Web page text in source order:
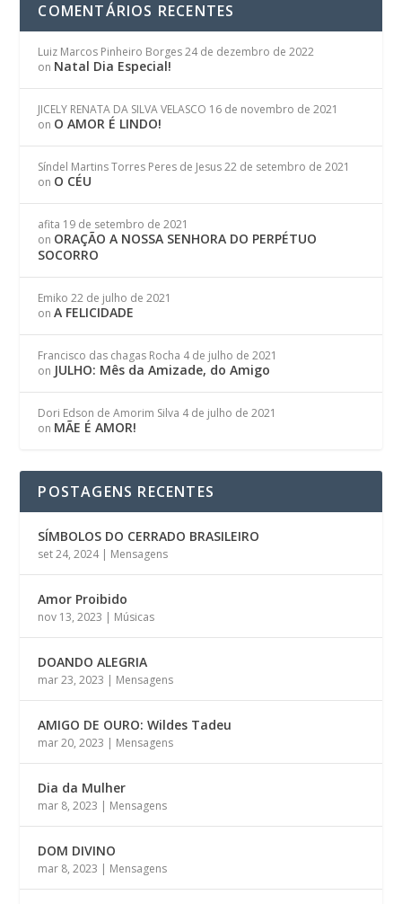
COMENTÁRIOS RECENTES
Luiz Marcos Pinheiro Borges 24 de dezembro de 2022
on Natal Dia Especial!
JICELY RENATA DA SILVA VELASCO 16 de novembro de 2021
on O AMOR É LINDO!
Síndel Martins Torres Peres de Jesus 22 de setembro de 2021
on O CÉU
afita 19 de setembro de 2021
on ORAÇÃO A NOSSA SENHORA DO PERPÉTUO
SOCORRO
Emiko 22 de julho de 2021
onA FELICIDADE
Francisco das chagas Rocha 4 de julho de 2021
on JULHO: Mês da Amizade, do Amigo
Dori Edson de Amorim Silva 4 de julho de 2021
on MÃE É AMOR!
POSTAGENS RECENTES
SÍMBOLOS DO CERRADO BRASILEIRO
set 24, 2024| Mensagens
Amor Proibido
nov 13, 2023 | Músicas
DOANDO ALEGRIA
mar 23, 2023 | Mensagens
AMIGO DE OURO: Wildes Tadeu
mar 20, 2023 | Mensagens
Dia da Mulher
mar 8, 2023 | Mensagens
DOM DIVINO
mar 8, 2023 | Mensagens